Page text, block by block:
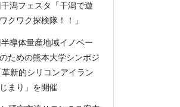
潟フェスタ「干潟で遊
クワク探検隊！！」
導体量産地域イノベー
ための熊本大学シンポジ
革新的シリコンアイラン
まり」を開催